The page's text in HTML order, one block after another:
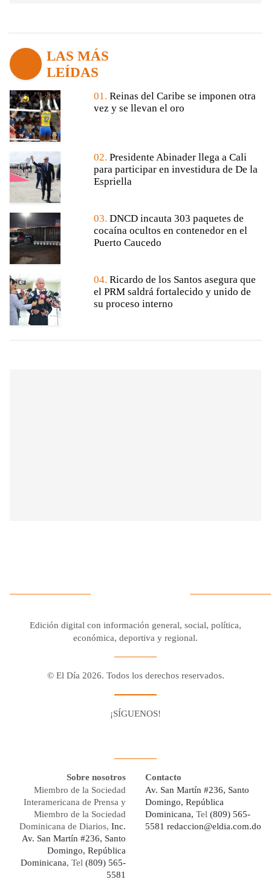
LAS MÁS
LEÍDAS
01. Reinas del Caribe se imponen otra
vez y se llevan el oro
02. Presidente Abinader llega a Cali
para participar en investidura de De la
Espriella
03. DNCD incauta 303 paquetes de
cocaína ocultos en contenedor en el
Puerto Caucedo
04. Ricardo de los Santos asegura que
el PRM saldrá fortalecido y unido de
su proceso interno
Edición digital con información general, social, política,
económica, deportiva y regional.
© El Día 2026. Todos los derechos reservados.
¡SÍGUENOS!
Sobre nosotros
Miembro de la Sociedad
Interamericana de Prensa y
Miembro de la Sociedad
Dominicana de Diarios, Inc.
Av. San Martín #236, Santo
Domingo, República
Dominicana, Tel (809) 565-
5581
Contacto
Av. San Martín #236, Santo
Domingo, República
Dominicana, Tel (809) 565-
5581 redaccion@eldia.com.do